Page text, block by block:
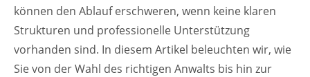
können den Ablauf erschweren, wenn keine klaren
Strukturen und professionelle Unterstützung
vorhanden sind. In diesem Artikel beleuchten wir, wie
Sie von der Wahl des richtigen Anwalts bis hin zur